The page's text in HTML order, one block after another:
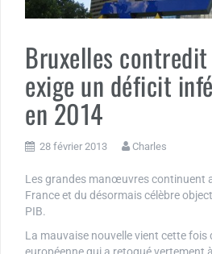
Bruxelles
exige un déficit
en 2014
28 février 2013 Charles
Les grandes manœuvres continuent
France et du désormais célèbre
PIB.
La mauvaise nouvelle vient cette fois